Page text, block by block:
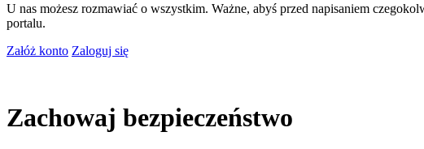
U nas możesz rozmawiać o wszystkim. Ważne, abyś przed napisaniem
portalu.
Załóż konto Zaloguj się
Zachowaj bezpieczeństwo